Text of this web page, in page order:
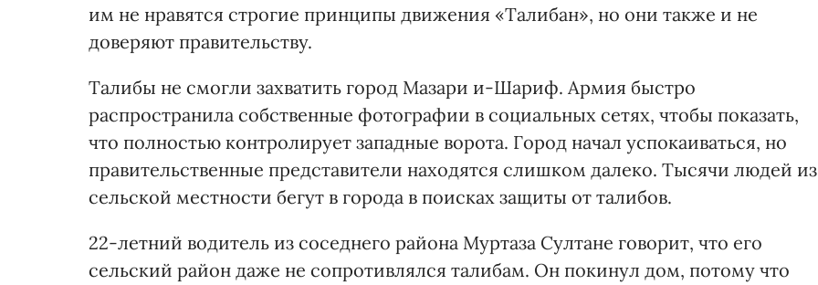
им не нравятся строгие принципы движения «Талибан», но они также и не
доверяют правительству.
Талибы не смогли захватить город Мазари и-Шариф. Армия быстро
распространила собственные фотографии в социальных сетях, чтобы показать,
что полностью контролирует западные ворота. Город начал успокаиваться, но
правительственные представители находятся слишком далеко. Тысячи людей из
сельской местности бегут в города в поисках защиты от талибов.
22-летний водитель из соседнего района Муртаза Султане говорит, что его
сельский район даже не сопротивлялся талибам. Он покинул дом, потому что